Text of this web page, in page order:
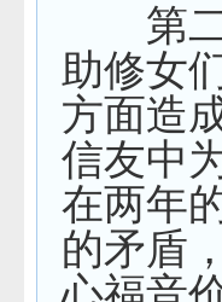
第二
助修女
方面造
信友中
在两年
的矛盾